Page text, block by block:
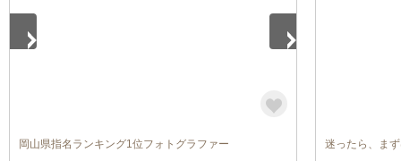
岡山県指名ランキング1位フォトグラファー 迷ったら、ま